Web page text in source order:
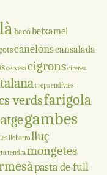
bacóbeixamel
canelonscansalada
cervesacigronscireres
crepsendívies
verdsfarigola
gambes
llobarrolluç
tendramongetes
pasta de full